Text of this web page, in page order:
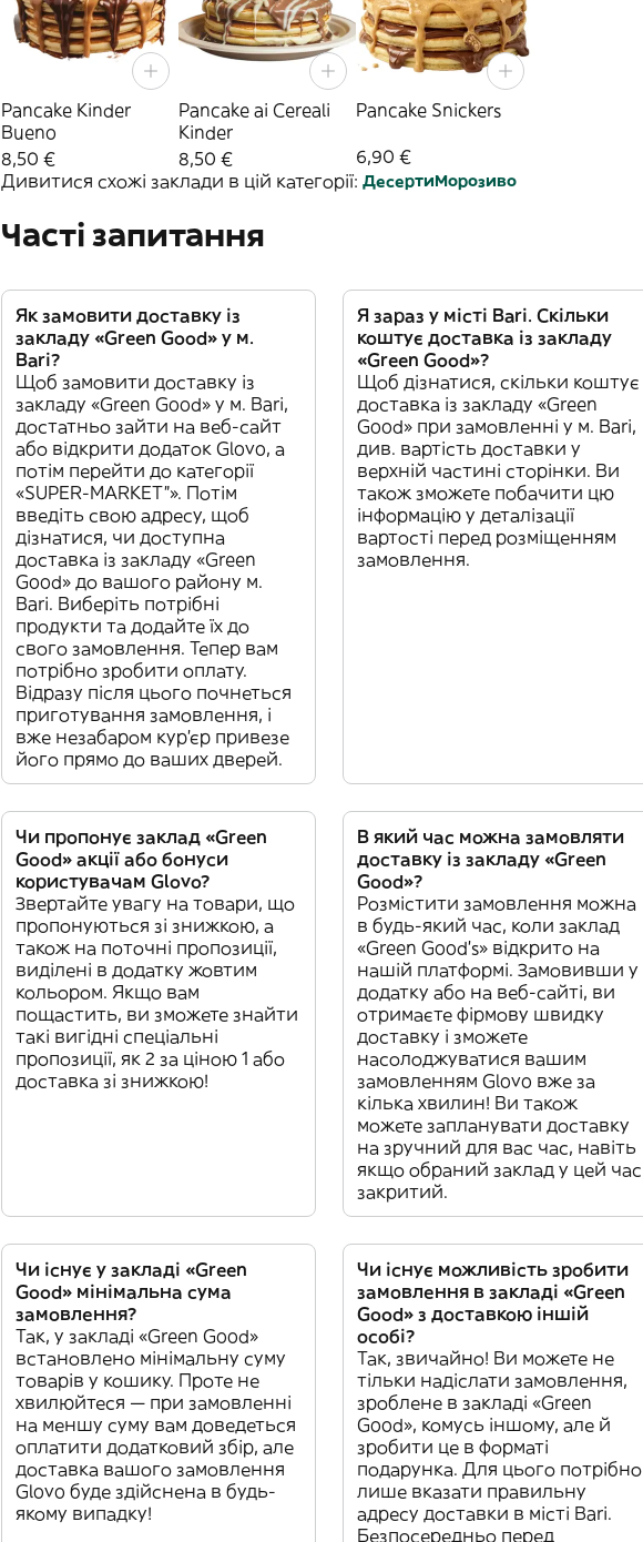
Pancake Kinder
Bueno
8,50 €
Pancake ai Cereali
Kinder
8,50 €
Pancake Snickers
6,90 €
Дивитися схожі заклади в цій категорії: ДесертиМорозиво
Часті запитання
Як замовити доставку із
закладу «Green Good» у м.
Bari?
Щоб замовити доставку із
закладу «Green Good» у м. Bari,
достатньо зайти на веб-сайт
або відкрити додаток Glovo, а
потім перейти до категорії
«SUPER-MARKET”». Потім
введіть свою адресу, щоб
дізнатися, чи доступна
доставка із закладу «Green
Good» до вашого району м.
Bari. Виберіть потрібні
продукти та додайте їх до
свого замовлення. Тепер вам
потрібно зробити оплату.
Відразу після цього почнеться
приготування замовлення, і
вже незабаром кур'єр привезе
його прямо до ваших дверей.
Я зараз у місті Bari. Скільки
коштує доставка із закладу
«Green Good»?
Щоб дізнатися, скільки коштує
доставка із закладу «Green
Good» при замовленні у м. Bari,
див. вартість доставки у
верхній частині сторінки. Ви
також зможете побачити цю
інформацію у деталізації
вартості перед розміщенням
замовлення.
Чи пропонує заклад «Green
Good» акції або бонуси
користувачам Glovo?
Звертайте увагу на товари, що
пропонуються зі знижкою, а
також на поточні пропозиції,
виділені в додатку жовтим
кольором. Якщо вам
пощастить, ви зможете знайти
такі вигідні спеціальні
пропозиції, як 2 за ціною 1 або
доставка зі знижкою!
В який час можна замовляти
доставку із закладу «Green
Good»?
Розмістити замовлення можна
в будь-який час, коли заклад
«Green Good’s» відкрито на
нашій платформі. Замовивши у
додатку або на веб-сайті, ви
отримаєте фірмову швидку
доставку і зможете
насолоджуватися вашим
замовленням Glovo вже за
кілька хвилин! Ви також
можете запланувати доставку
на зручний для вас час, навіть
якщо обраний заклад у цей час
закритий.
Чи існує у закладі «Green
Good» мінімальна сума
замовлення?
Так, у закладі «Green Good»
встановлено мінімальну суму
товарів у кошику. Проте не
хвилюйтеся — при замовленні
на меншу суму вам доведеться
оплатити додатковий збір, але
доставка вашого замовлення
Glovo буде здійснена в будь-
якому випадку!
Чи існує можливість зробити
замовлення в закладі «Green
Good» з доставкою іншій
особі?
Так, звичайно! Ви можете не
тільки надіслати замовлення,
зроблене в закладі «Green
Good», комусь іншому, але й
зробити це в форматі
подарунка. Для цього потрібно
лише вказати правильну
адресу доставки в місті Bari.
Безпосередньо перед